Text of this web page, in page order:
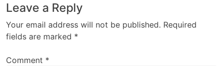
Leave a Reply
Your email address will not be published. Required
fields are marked *
Comment *